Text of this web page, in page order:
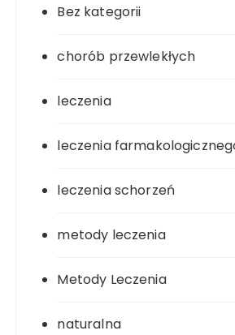
Bez kategorii
chorób przewlekłych
leczenia
leczenia
leczenia schorzeń
metody leczenia
Metody Leczenia
naturalna